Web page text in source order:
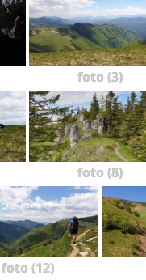
foto (3)
foto (8)
foto (12)